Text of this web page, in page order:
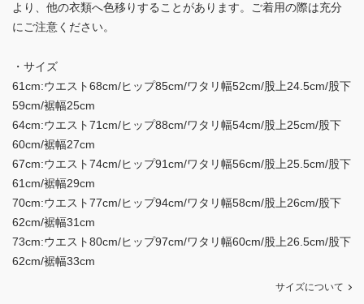
より、他の衣類へ色移りすることがあります。ご着用の際は充分
にご注意ください。
・サイズ
61cm:ウエスト68cm/ヒップ85cm/ワタリ幅52cm/股上24.5cm/股下
59cm/裾幅25cm
64cm:ウエスト71cm/ヒップ88cm/ワタリ幅54cm/股上25cm/股下
60cm/裾幅27cm
67cm:ウエスト74cm/ヒップ91cm/ワタリ幅56cm/股上25.5cm/股下
61cm/裾幅29cm
70cm:ウエスト77cm/ヒップ94cm/ワタリ幅58cm/股上26cm/股下
62cm/裾幅31cm
73cm:ウエスト80cm/ヒップ97cm/ワタリ幅60cm/股上26.5cm/股下
62cm/裾幅33cm
サイズについて